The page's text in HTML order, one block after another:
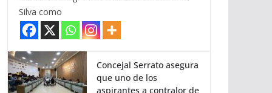
o
a
Silva como
Concejal Serrato asegura
que uno de los
aspirantes a contralor de